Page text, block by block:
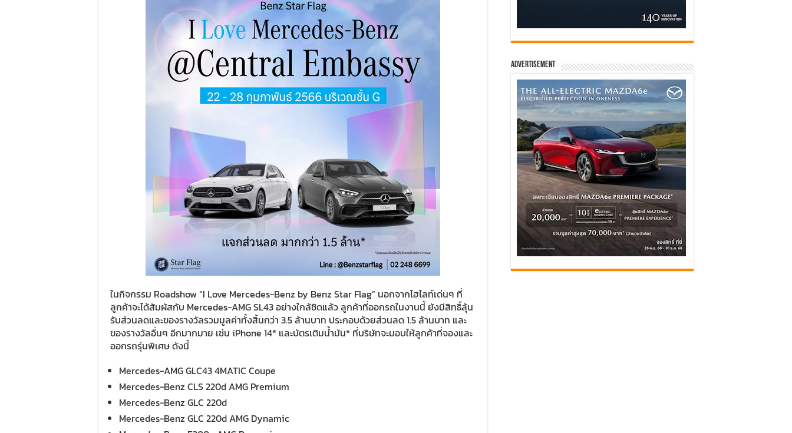
ในกิจกรรม Roadshow “I Love Mercedes-Benz by Benz Star Flag” นอกจากไฮไลท์เด่นๆ ที่
ลูกค้าจะได้สัมผัสกับ Mercedes-AMG SL43 อย่างใกล้ชิดแล้ว ลูกค้าที่ออกรถในงานนี้ ยังมีสิทธิ์ลุ้น
รับส่วนลดและของรางวัลรวมมูลค่าทั้งสิ้นกว่า 3.5 ล้านบาท ประกอบด้วยส่วนลด 1.5 ล้านบาท และ
ของรางวัลอื่นๆ อีกมากมาย เช่น iPhone 14* และบัตรเติมน้ำมัน* ที่บริษัทจะมอบให้ลูกค้าที่จองและ
ออกรถรุ่นพิเศษ ดังนี้
Mercedes-AMG GLC43 4MATIC Coupe
Mercedes-Benz CLS 220d AMG Premium
Mercedes-Benz GLC 220d
Mercedes-Benz GLC 220d AMG Dynamic
Advertisement